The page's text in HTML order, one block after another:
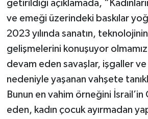
getirildiği açıklamada,
ve emeği üzerindeki baskılar
2023 yılında sanatın,
gelişmelerini konuşuyor
devam eden savaşlar, işgaller
nedeniyle yaşanan vahşete
Bunun en vahim örneğini
eden, kadın çocuk ayırmadan